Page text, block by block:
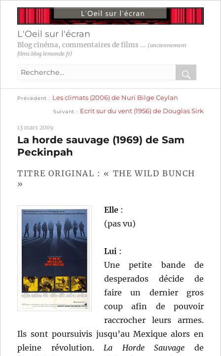
L'Oeil sur l'écran
Blog cinéma, commentaires de films ... (anciennement
films.blog.lemonde.fr)
Recherche
:
OK
Navigation
l’article
Précédent
précédente :
Les climats (2006) de Nuri Bilge Ceylan
Suivant
suivante :
Ecrit sur du vent (1956) de Douglas Sirk
13 mars 2009
La horde sauvage (1969) de Sam
Peckinpah
TITRE ORIGINAL : « THE WILD BUNCH
»
Elle :
(pas vu)
Lui :
Une petite bande de
desperados décide de
faire un dernier gros
coup afin de pouvoir
raccrocher leurs armes.
Ils sont poursuivis jusqu’au Mexique alors en
pleine révolution.La Horde Sauvage de